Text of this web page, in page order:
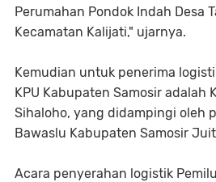
Perumahan Pondok Indah Desa
Kecamatan Kalijati," ujarnya.
Kemudian untuk penerima
KPU Kabupaten Samosir adalah
Sihaloho, yang didampingi oleh
Bawaslu Kabupaten Samosir
Acara penyerahan logistik